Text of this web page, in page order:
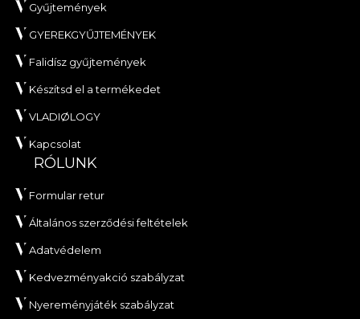
Gyűjtemények
GYEREKGYŰJTEMÉNYEK
Falidísz gyűjtemények
Készítsd el a termékedet
VLADIØLOGY
Kapcsolat
RÓLUNK
Formular retur
Általános szerződési feltételek
Adatvédelem
Kedvezményakció szabályzat
Nyereményjáték szabályzat